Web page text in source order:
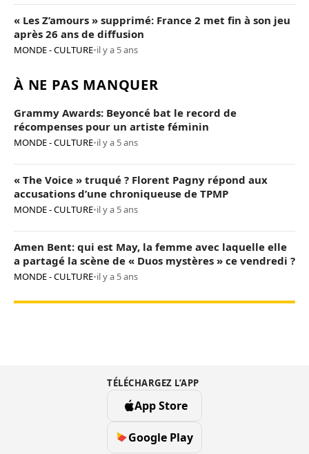
« Les Z’amours » supprimé: France 2 met fin à son jeu
après 26 ans de diffusion
MONDE - CULTURE•il y a 5 ans
À NE PAS MANQUER
Grammy Awards: Beyoncé bat le record de
récompenses pour un artiste féminin
MONDE - CULTURE•il y a 5 ans
« The Voice » truqué ? Florent Pagny répond aux
accusations d’une chroniqueuse de TPMP
MONDE - CULTURE•il y a 5 ans
Amen Bent: qui est May, la femme avec laquelle elle
a partagé la scène de « Duos mystères » ce vendredi ?
MONDE - CULTURE•il y a 5 ans
TÉLÉCHARGEZ L’APP
App Store
Google Play